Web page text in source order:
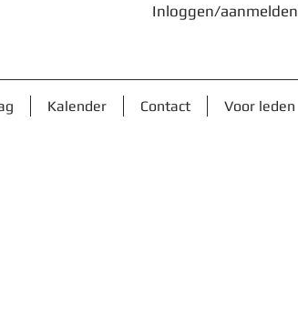
Inloggen/aanmelden
Kalender Contact Voor leden